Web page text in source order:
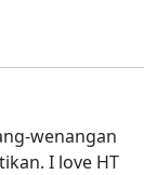
wenangan
I love HT